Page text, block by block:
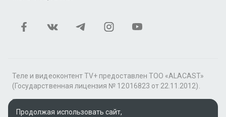
Теле и видеоконтент TV+ предоставлен ТОО «ALACAST»
(Государственная лицензия № 12016823 от 22.11.2012).
В рамках услуги «Видео по подписке» для «Пакета
фильмов и сериалов tv+» контент предоставляется
Продолжая использовать сайт,